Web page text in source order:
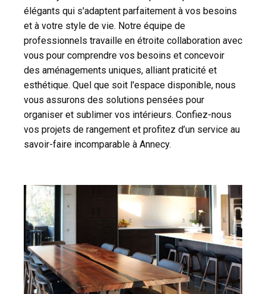
élégants qui s'adaptent parfaitement à vos besoins
et à votre style de vie. Notre équipe de
professionnels travaille en étroite collaboration avec
vous pour comprendre vos besoins et concevoir
des aménagements uniques, alliant praticité et
esthétique. Quel que soit l'espace disponible, nous
vous assurons des solutions pensées pour
organiser et sublimer vos intérieurs. Confiez-nous
vos projets de rangement et profitez d’un service au
savoir-faire incomparable à Annecy.